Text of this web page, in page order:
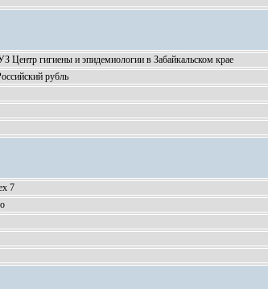
Центр гигиены и эпидемиологии в Забайкальском крае
рубль
7